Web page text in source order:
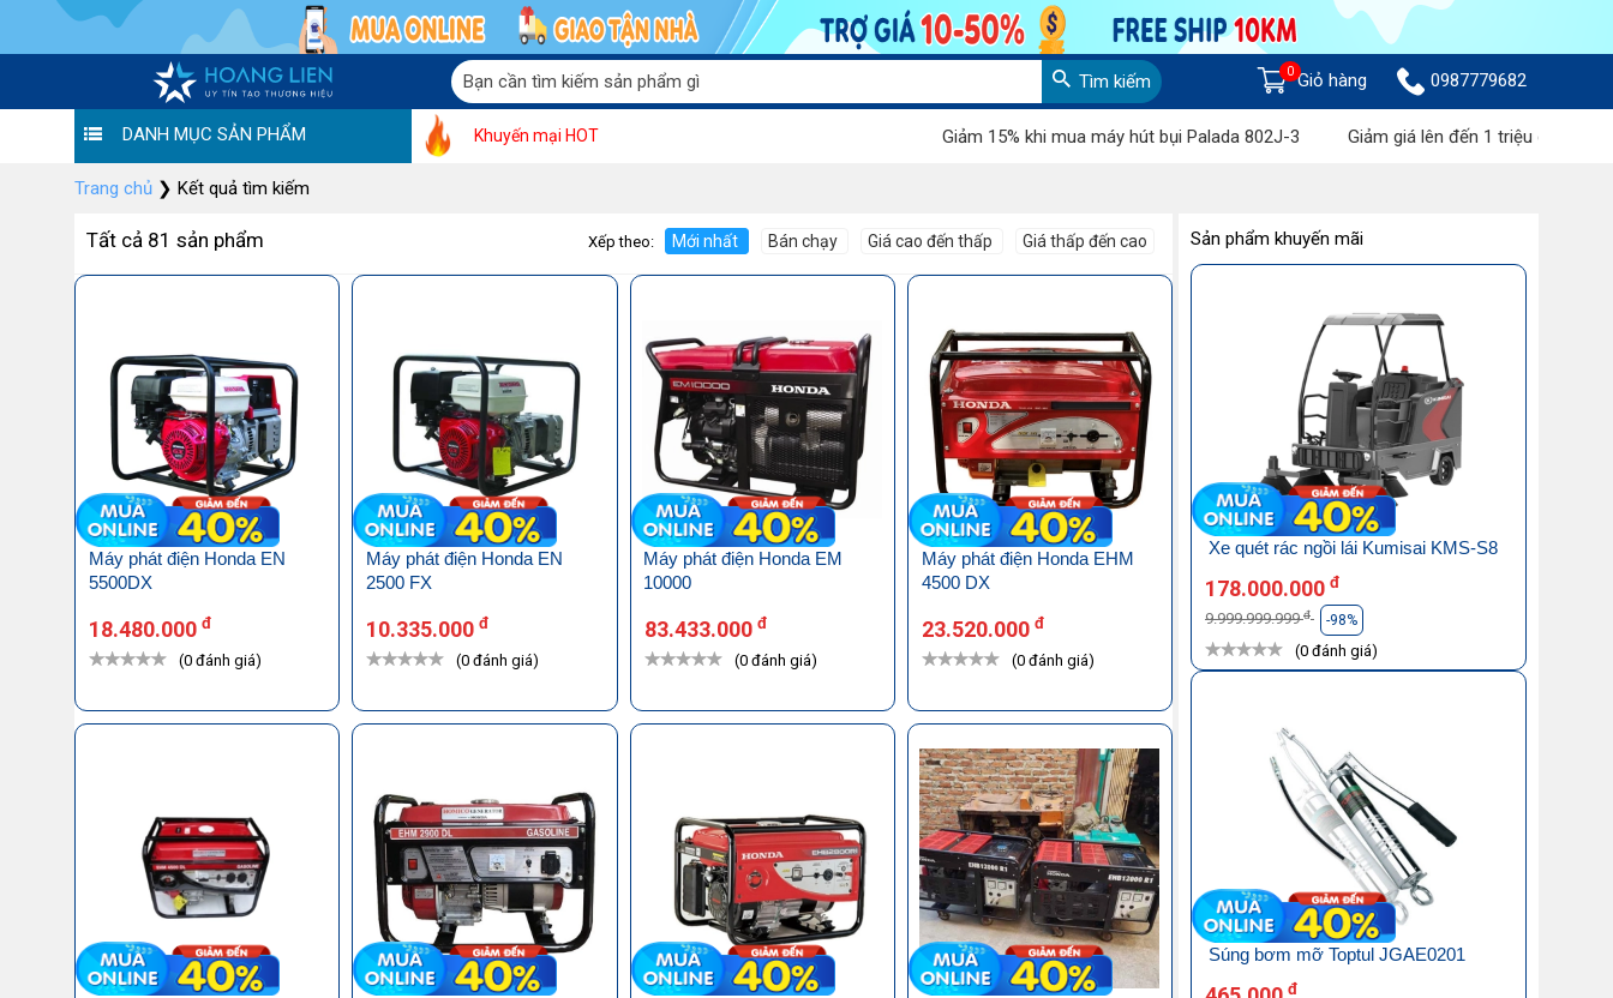
Tìm kiếm 0 Giỏ hàng 0987779682
DANH MỤC SẢN PHẨM Khuyến mại HOT Giảm 15% khi mua máy hút bụi Palada 802J-3 Giảm giá lên đến 1 triệu đồng khi mua
Trang chủ ❯ Kết quả tìm kiếm
Tất cả 81 sản phẩm Xếp theo: Mới nhất Bán chạy Giá cao đến thấp Giá thấp đến cao
Máy phát điện Honda EN
5500DX
18.480.000 đ
(0 đánh giá)
Máy phát điện Honda EN
2500 FX
10.335.000đ
(0 đánh giá)
Máy phát điện Honda EM
10000
83.433.000 đ
(0 đánh giá)
Máy phát điện Honda EHM
4500 DX
23.520.000 đ
(0 đánh giá)
Sản phẩm khuyến mãi
Xe quét rác ngồi lái Kumisai KMS-S8
178.000.000 đ
9.999.999.999đ -98%
(0 đánh giá)
Súng bơm mỡ Toptul JGAE0201
đ